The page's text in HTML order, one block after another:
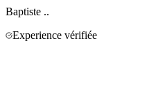
Baptiste ..
Experience vérifiée